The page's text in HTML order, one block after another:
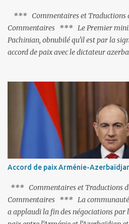
*** Commentaires et Traductions
Commentaires *** Le Premier
Pachinian, obnubilé qu'il est par la
accord de paix avec le dictateur
C'est hélas fort peu probable ;
pas ses points forts, pas plus
tandem turco-azéri. Faisant fi de tout
l'URSS, il est exclusivement intéressé
l'Arménie réelle ». Même les trois
trouvent pas grâce à ses yeux, les
de les traîner en justice. Et comme
pas, il s'attaque aux dignitaires de
Accord de paix Arménie-
*** Commentaires et Traductions
Commentaires *** La communauté
a applaudi la fin des négociations par